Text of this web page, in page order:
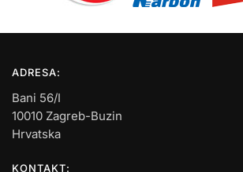
ADRESA:
Bani 56/I
10010 Zagreb-Buzin
Hrvatska
KONTAKT: